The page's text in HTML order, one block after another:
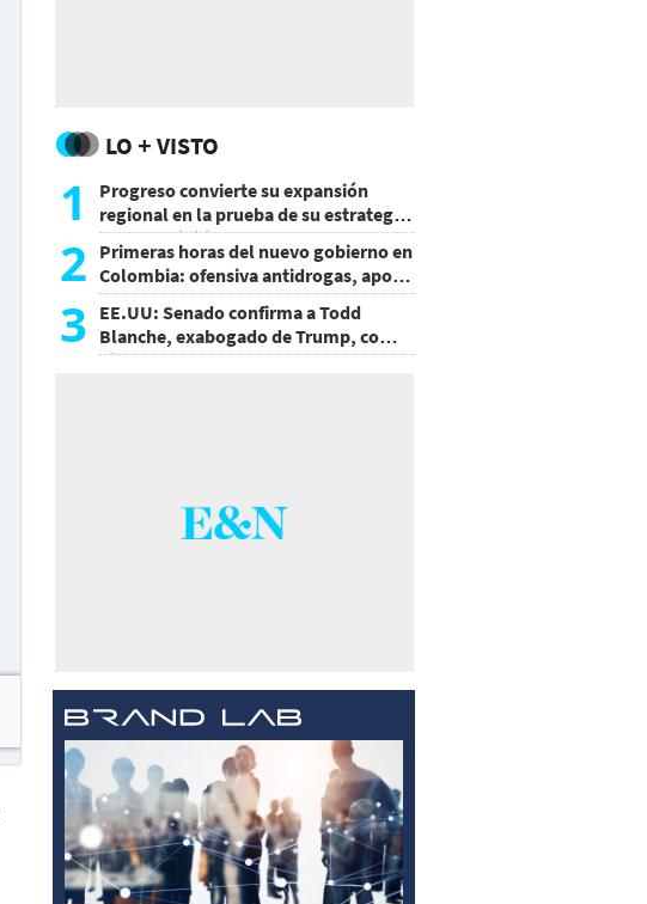
LO + VISTO
1
Progreso convierte su expansión
regional en la prueba de su estrategia
de sostenibilidad
2 Primeras horas del nuevo gobierno en
Colombia: ofensiva antidrogas, apoyo
de EE.UU. y un atentado
3 EE.UU: Senado confirma a Todd
Blanche, exabogado de Trump, como
Fiscal General